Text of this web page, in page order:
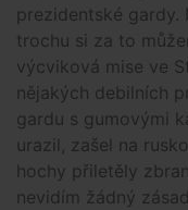
prezidentské gardy.
trochu si za to
výcviková mise ve
nějakých debilních
gardu s gumovými
urazil, zašel na
hochy přiletěly
nevidím žádný